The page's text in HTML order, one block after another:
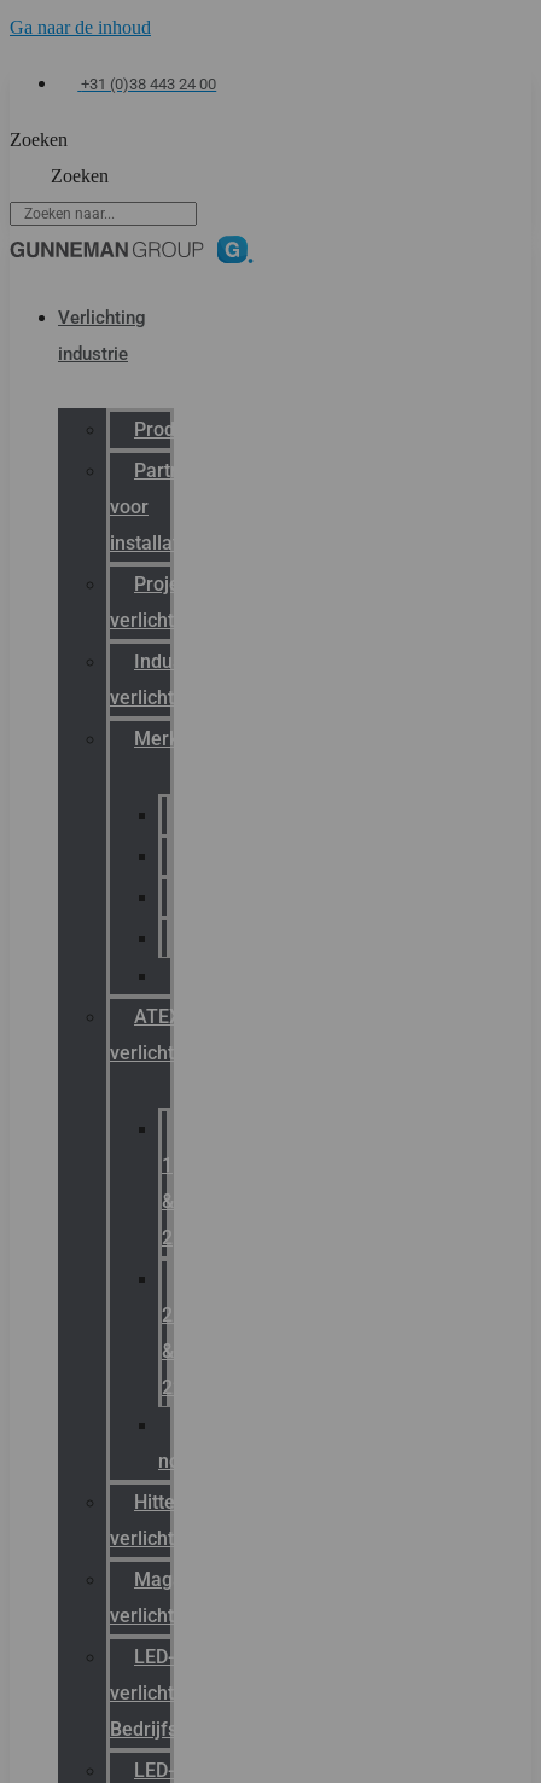
Ga naar de inhoud
+31 (0)38 443 24 00
Zoeken
Zoeken
Verlichting
industrie
Productcatalogus
Partner
voor
installateurs
Projectreferenties
verlichting
Industriële
verlichting
Merken
ATEX
verlichting
1
&
2
21
&
22
noodverlichting
Hittebestendige
verlichting
Magazijn
verlichting
LED-
verlichting
Bedrijfshal
LED-